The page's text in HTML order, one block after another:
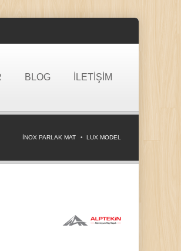
BLOG İLETİŞİM
İNOX PARLAK MAT LUX MODEL